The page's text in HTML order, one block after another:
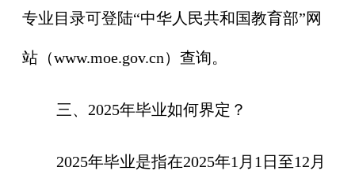
专业目录可登陆“中华人民共和国教育部”网
站（www.moe.gov.cn）查询。
三、2025年毕业如何界定？
2025年毕业是指在2025年1月1日至12月